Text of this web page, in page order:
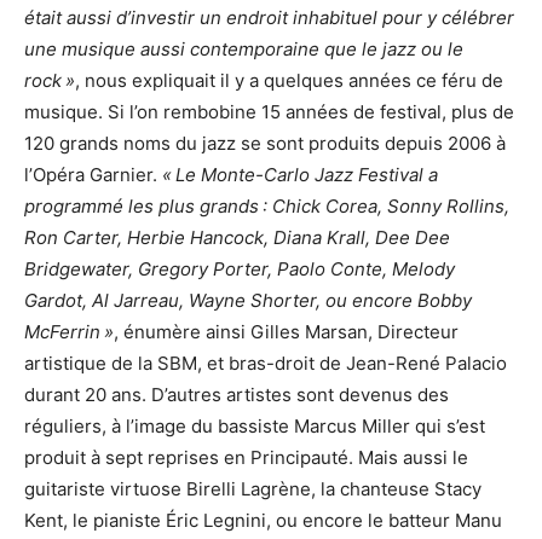
était aussi d’investir un endroit inhabituel pour y célébrer
une musique aussi contemporaine que le jazz ou le
rock », nous expliquait il y a quelques années ce féru de
musique. Si l’on rembobine 15 années de festival, plus de
120 grands noms du jazz se sont produits depuis 2006 à
l’Opéra Garnier. « Le Monte-Carlo Jazz Festival a
programmé les plus grands : Chick Corea, Sonny Rollins,
Ron Carter, Herbie Hancock, Diana Krall, Dee Dee
Bridgewater, Gregory Porter, Paolo Conte, Melody
Gardot, Al Jarreau, Wayne Shorter, ou encore Bobby
McFerrin », énumère ainsi Gilles Marsan, Directeur
artistique de la SBM, et bras-droit de Jean-René Palacio
durant 20 ans. D’autres artistes sont devenus des
réguliers, à l’image du bassiste Marcus Miller qui s’est
produit à sept reprises en Principauté. Mais aussi le
guitariste virtuose Birelli Lagrène, la chanteuse Stacy
Kent, le pianiste Éric Legnini, ou encore le batteur Manu